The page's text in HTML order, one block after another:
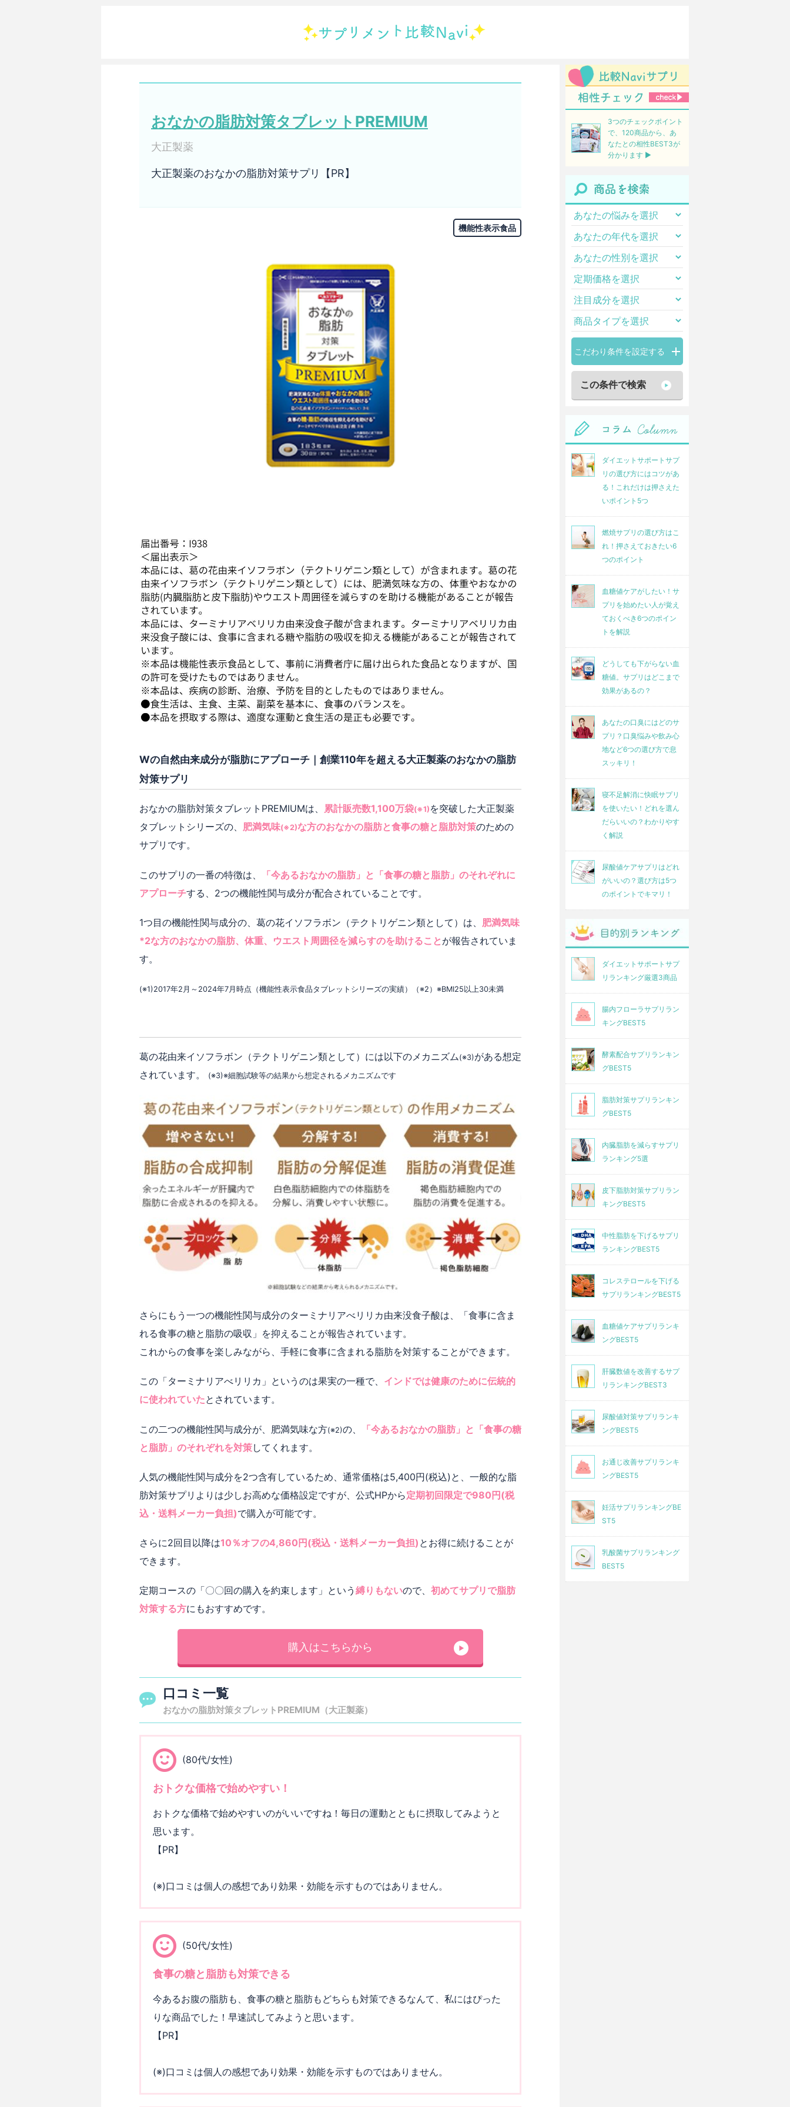
おなかの脂肪対策タブレットPREMIUM
大正製薬
大正製薬のおなかの脂肪対策サプリ【PR】
機能性表示食品
Wの自然由来成分が脂肪にアプローチ｜創業110年を超える大正製薬のおなかの脂肪
対策サプリ
おなかの脂肪対策タブレットPREMIUMは、 累計販売数1,100万袋(※1) を突破した大正製薬
タブレットシリーズの、 肥満気味(※2)な方のおなかの脂肪と食事の糖と脂肪対策のための
サプリです。
このサプリの一番の特徴は、
「今あるおなかの脂肪」と「食事の糖と脂肪」の それぞれに
アプローチする、2つの機能性関与成分が配合されていることです。
1つ目の機能性関与成分の、葛の花イソフラボン（テクトリゲニン類として）は、 肥満気味
*2な方のおなかの脂肪、体重、ウエスト周囲径を減らすのを助けること が報告されていま
す。
(※1)2017年2月～2024年7月時点（機能性表示食品タブレットシリーズの実績） （※2）※BMI25以上30未満
葛の花由来イソフラボン（テクトリゲニン類として）には以下のメカニズム (※3)がある想定
されています。
(※3)※細胞試験等の結果から想定されるメカニズムです
さらにもう一つの機能性関与成分のターミナリアべリリカ由来没食子酸は、「食事に含ま
れる食事の糖と脂肪の吸収」を抑えることが報告されています。
これからの食事を楽しみながら、手軽に食事に含まれる脂肪を対策することができます。
この「ターミナリアべリリカ」というのは果実の一種で、 インドでは健康のために伝統的
に使われていたとされています。
この二つの機能性関与成分が、肥満気味な方(※2)の、
「今あるおなかの脂肪」と「食事の糖
と脂肪」のそれぞれを対策してくれます。
人気の機能性関与成分を2つ含有しているため、通常価格は5,400円(税込)と、一般的な脂
肪対策サプリよりは少しお高めな価格設定ですが、公式HPから定期初回限定で980円(税
込・送料メーカー負担)で購入が可能です。
さらに2回目以降は10％オフの4,860円(税込・送料メーカー負担) とお得に続けることが
できます。
定期コースの「〇〇回の購入を約束します」という 縛りもないので、 初めてサプリで脂肪
対策する方にもおすすめです。
購入はこちらから
口コミ一覧
おなかの脂肪対策タブレットPREMIUM（大正製薬）
(80代/女性)
おトクな価格で始めやすい！
おトクな価格で始めやすいのがいいですね！毎日の運動とともに摂取してみようと
思います。
【PR】
(※)口コミは個人の感想であり効果・効能を示すものではありません。
(50代/女性)
食事の糖と脂肪も対策できる
今あるお腹の脂肪も、食事の糖と脂肪もどちらも対策できるなんて、私にはぴった
りな商品でした！早速試してみようと思います。
【PR】
(※)口コミは個人の感想であり効果・効能を示すものではありません。
3つのチェックポイント
で、120商品から、あ
なたとの相性BEST3が
分かります ▶︎
こだわり条件を設定する
ダイエットサポートサプ
リの選び方にはコツがあ
る！これだけは押さえた
いポイント5つ
燃焼サプリの選び方はこ
れ！押さえておきたい6
つのポイント
血糖値ケアがしたい！サ
プリを始めたい人が覚え
ておくべき6つのポイン
トを解説
どうしても下がらない血
糖値。サプリはどこまで
効果があるの？
あなたの口臭にはどのサ
プリ？口臭悩みや飲み心
地など6つの選び方で息
スッキリ！
寝不足解消に快眠サプリ
を使いたい！どれを選ん
だらいいの？わかりやす
く解説
尿酸値ケアサプリはどれ
がいいの？選び方は5つ
のポイントでキマリ！
ダイエットサポートサプ
リランキング厳選3商品
腸内フローラサプリラン
キングBEST5
酵素配合サプリランキン
グBEST5
脂肪対策サプリランキン
グBEST5
内臓脂肪を減らすサプリ
ランキング5選
皮下脂肪対策サプリラン
キングBEST5
中性脂肪を下げるサプリ
ランキングBEST5
コレステロールを下げる
サプリランキングBEST5
血糖値ケアサプリランキ
ングBEST5
肝臓数値を改善するサプ
リランキングBEST3
尿酸値対策サプリランキ
ングBEST5
お通じ改善サプリランキ
ングBEST5
妊活サプリランキングBE
ST5
乳酸菌サプリランキング
BEST5